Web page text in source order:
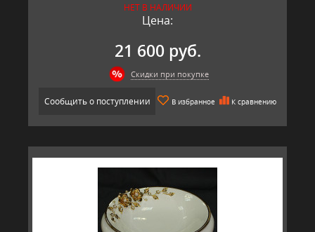
НЕТ В НАЛИЧИИ
Цена:
21 600 руб.
Скидки при покупке
Сообщить о поступлении В избранное К сравнению